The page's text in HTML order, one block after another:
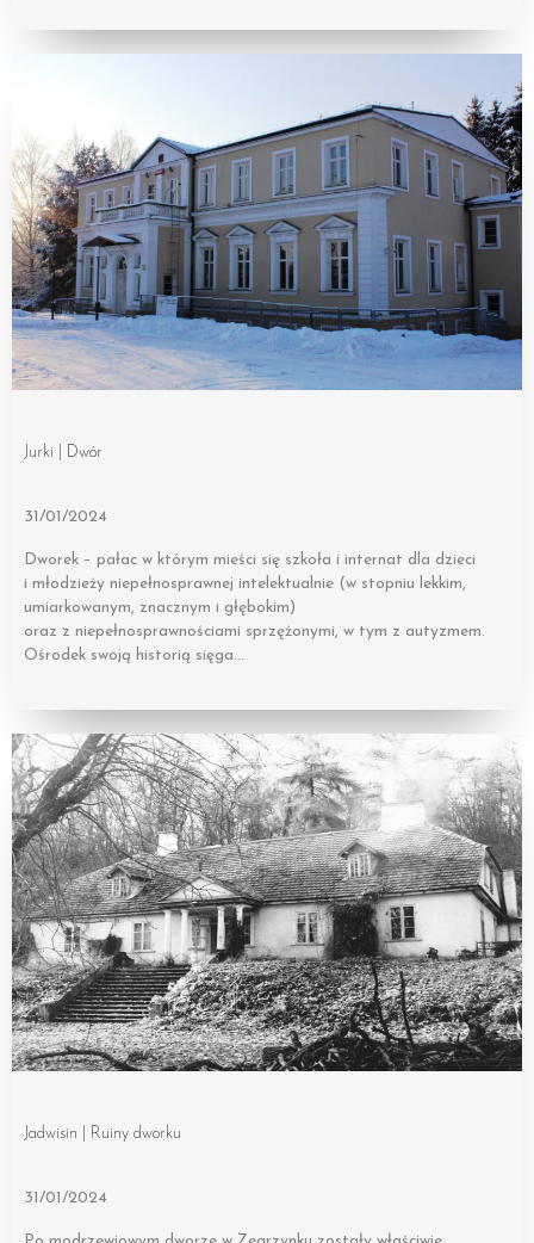
Jurki | Dwór
31/01/2024
Dworek – pałac w którym mieści się szkoła i internat dla dzieci
i młodzieży niepełnosprawnej intelektualnie (w stopniu lekkim,
umiarkowanym, znacznym i głębokim)
oraz z niepełnosprawnościami sprzężonymi, w tym z autyzmem.
Ośrodek swoją historią sięga…
Jadwisin | Ruiny dworku
31/01/2024